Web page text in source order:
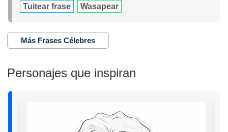
Tuitear frase Wasapear
Más Frases Célebres
Personajes que inspiran